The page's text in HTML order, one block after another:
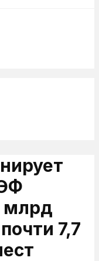
млрд
7,7